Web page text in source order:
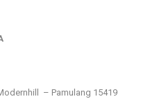
– Pamulang 15419